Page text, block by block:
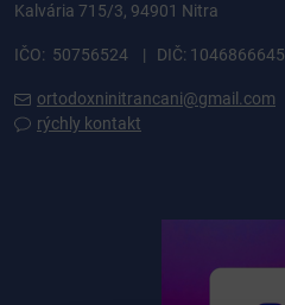
Kalvária 715/3, 94901 Nitra
IČO: 50756524 | DIČ: 1046866645
ortodoxninitrancani@gmail.com
rýchly kontakt